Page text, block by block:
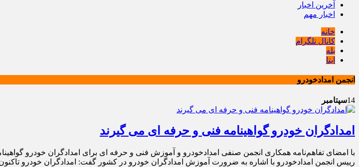
آخرین اخبار
اخبار مهم
خانه
کانال تلگرام
بله
ایتا
انجمن امدادخودرو
14سپتامبر
امدادگران خودرو گواهینامه فنی و حرفه ای می گیرند
با امضای تفاهم‌نامه همکاری انجمن صنفی امدادخودرو و آموزش فنی و حرفه ای برای امدادگران خودرو
رییس انجمن امدادخودرو با اشاره به ضرورت آموزش امدادگران خودرو در کشور گفت: امدادگران خودرو